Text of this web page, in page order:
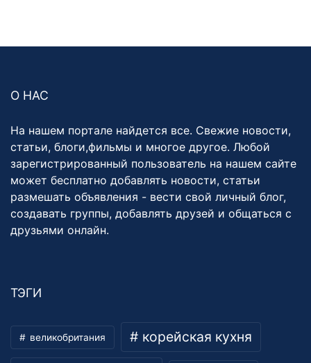
О НАС
На нашем портале найдется все. Свежие новости,
статьи, блоги,фильмы и многое другое. Любой
зарегистрированный пользователь на нашем сайте
может бесплатно добавлять новости, статьи
размешать объявления - вести свой личный блог,
создавать группы, добавлять друзей и общаться с
друзьями онлайн.
ТЭГИ
великобритания корейская кухня